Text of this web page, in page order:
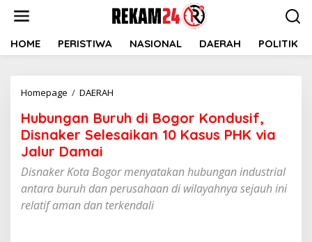
HOME PERISTIWA NASIONAL DAERAH POLITIK
Homepage / DAERAH
di
Bogor
Selesaikan
10
PHK
Hubungan Buruh di Bogor Kondusif,
Disnaker Selesaikan 10 Kasus PHK via
Jalur Damai
Disnaker Kota Bogor menyatakan hubungan industrial
antara buruh dan perusahaan di wilayahnya sejauh ini
relatif aman dan terkendali